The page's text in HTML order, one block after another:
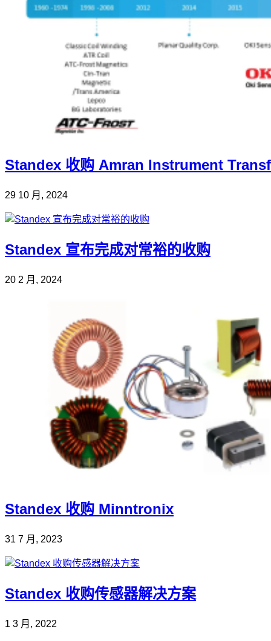
Standex 收购 Amran Instrument
29 10 月, 2024
Standex 宣布完成对常裕的收购
20 2 月, 2024
Standex 收购 Minntronix
31 7 月, 2023
Standex 收购传感器解决方案
1 3 月, 2022